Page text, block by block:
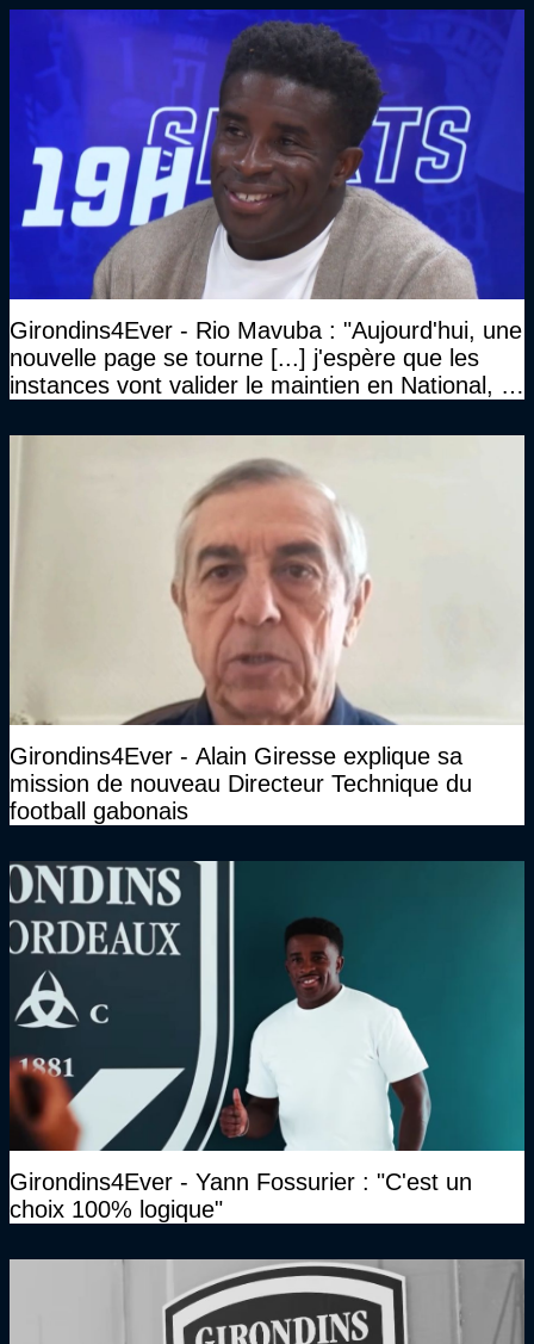
Girondins4Ever - Rio Mavuba : "Aujourd'hui, une
nouvelle page se tourne [...] j'espère que les
instances vont valider le maintien en National, et
haut niveau"
Girondins4Ever - Alain Giresse explique sa
mission de nouveau Directeur Technique du
football gabonais
Girondins4Ever - Yann Fossurier : "C'est un
choix 100% logique"